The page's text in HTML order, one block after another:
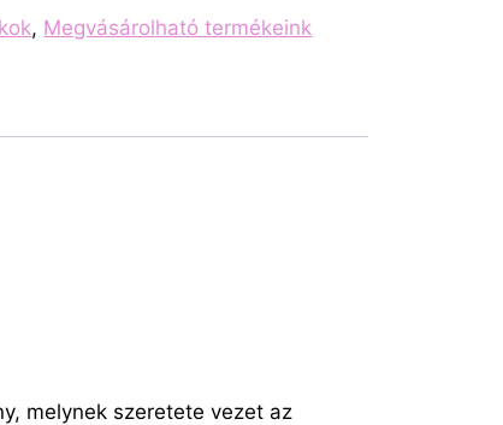
, Megvásárolható termékeink
melynek szeretete vezet az